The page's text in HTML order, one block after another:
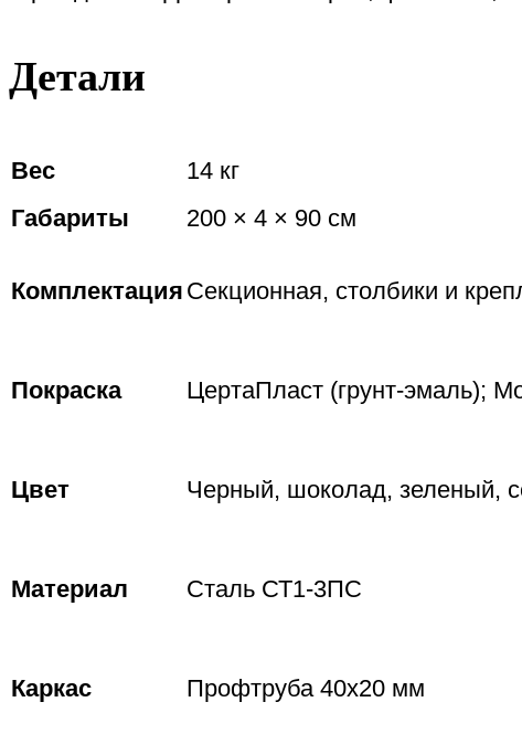
Детали
Вес
14 кг
Габариты
200 × 4 × 90 см
Комплектация Секционная, столбики и
Покраска ЦертаПласт (грунт-эмаль);
Цвет Черный, шоколад, зеленый,
Материал Сталь СТ1-3ПС
Каркас Профтруба 40х20 мм